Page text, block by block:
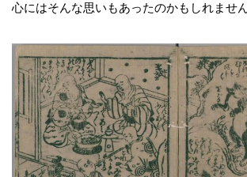
心にはそんな思いもあったのかもしれません